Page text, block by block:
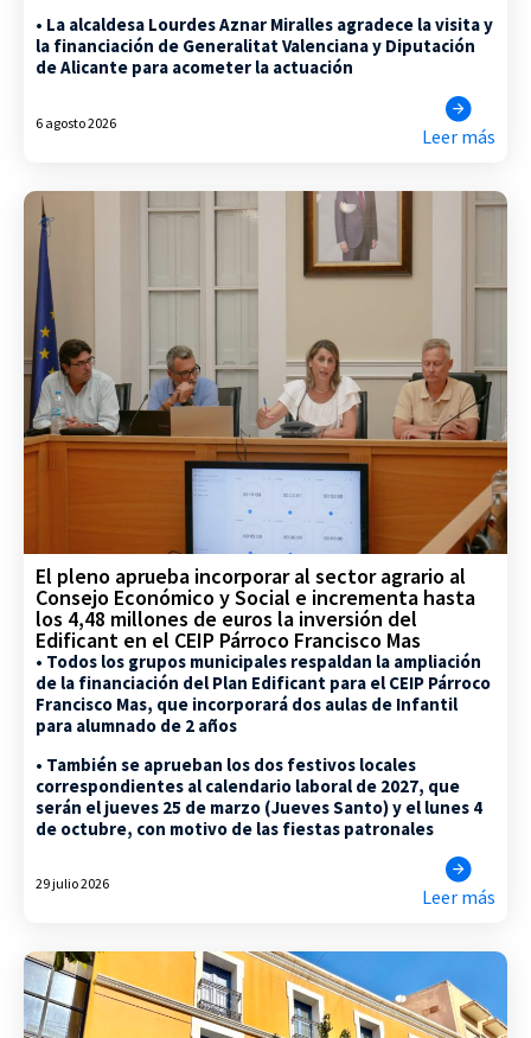
• La alcaldesa Lourdes Aznar Miralles agradece la visita y
la financiación de Generalitat Valenciana y Diputación
de Alicante para acometer la actuación
6 agosto 2026
Leer más
El pleno aprueba incorporar al sector agrario al
Consejo Económico y Social e incrementa hasta
los 4,48 millones de euros la inversión del
Edificant en el CEIP Párroco Francisco Mas
• Todos los grupos municipales respaldan la ampliación
de la financiación del Plan Edificant para el CEIP Párroco
Francisco Mas, que incorporará dos aulas de Infantil
para alumnado de 2 años
• También se aprueban los dos festivos locales
correspondientes al calendario laboral de 2027, que
serán el jueves 25 de marzo (Jueves Santo) y el lunes 4
de octubre, con motivo de las fiestas patronales
29 julio 2026
Leer más